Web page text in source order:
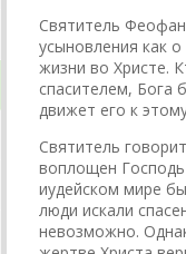
Святитель
усыновления как
жизни во Христе.
спасителем, Бога
движет его к
Святитель
воплощен
иудейском мире
люди искали
невозможно.